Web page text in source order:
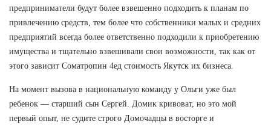
предприниматели будут более взвешенно подходить к планам по
привлечению средств, тем более что собственники малых и средних
предприятий всегда более ответственно подходили к приобретению
имущества и тщательно взвешивали свои возможности, так как от
этого зависит Cоматропин 4ед стоимость Якутск их бизнеса.
На момент вызова в национальную команду у Ольги уже был
ребенок — старший сын Сергей. Домик кривоват, но это мой
первый опыт, не судите строго Домочадцы в восторге и